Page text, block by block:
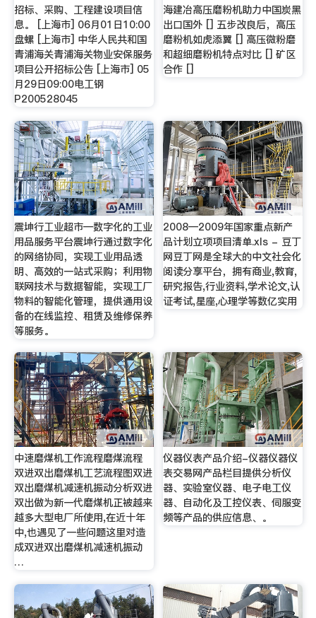
招标、采购、工程建设项目信
息。 [上海市] 06月01日10:00
盘螺 [上海市] 中华人民共和国
青浦海关青浦海关物业安保服务
项目公开招标公告 [上海市] 05
月29日09:00电工钢
P200528045
海建冶高压磨粉机助力中国炭黑
出口国外 [] 五步改良后，高压
磨粉机如虎添翼 [] 高压微粉磨
和超细磨粉机特点对比 [] 矿区
合作 []
震坤行工业超市—数字化的工业
用品服务平台震坤行通过数字化
的网络协同，实现工业用品透
明、高效的一站式采购；利用物
联网技术与数据智能，实现工厂
物料的智能化管理，提供通用设
备的在线监控、租赁及维修保养
等服务。
2008—2009年国家重点新产
品计划立项项目清单.xls - 豆丁
网豆丁网是全球大的中文社会化
阅读分享平台，拥有商业,教育,
研究报告,行业资料,学术论文,认
证考试,星座,心理学等数亿实用
中速磨煤机工作流程磨煤流程
双进双出磨煤机工艺流程图双进
双出磨煤机减速机振动分析双进
双出做为新一代磨煤机正被越来
越多大型电厂所使用,在近十年
中,也遇见了一些问题这里对造
成双进双出磨煤机减速机振动
…
仪器仪表产品介绍-仪器仪器仪
表交易网产品栏目提供分析仪
器、实验室仪器、电子电工仪
器、自动化及工控仪表、伺服变
频等产品的供应信息、。